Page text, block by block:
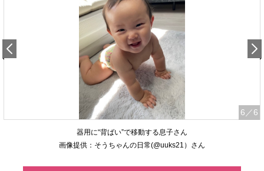
6 ／6
器用に“背ばい”で移動する息子さん
画像提供：そうちゃんの日常(@uuks21）さん